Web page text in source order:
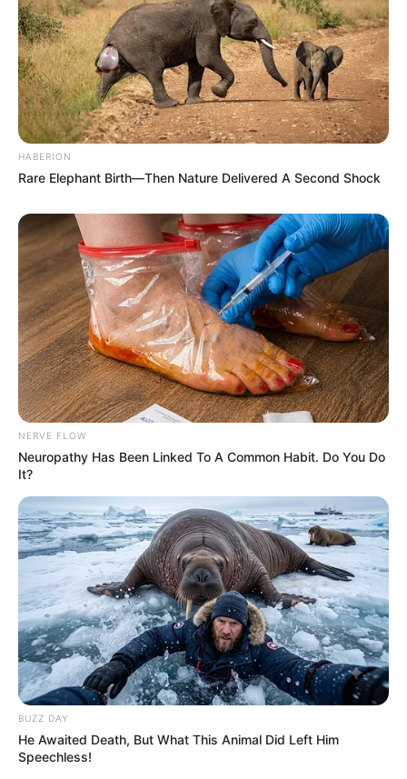
HABERION
Rare Elephant Birth—Then Nature Delivered A Second Shock
NERVE FLOW
Neuropathy Has Been Linked To A Common Habit. Do You Do
It?
BUZZ DAY
He Awaited Death, But What This Animal Did Left Him
Speechless!